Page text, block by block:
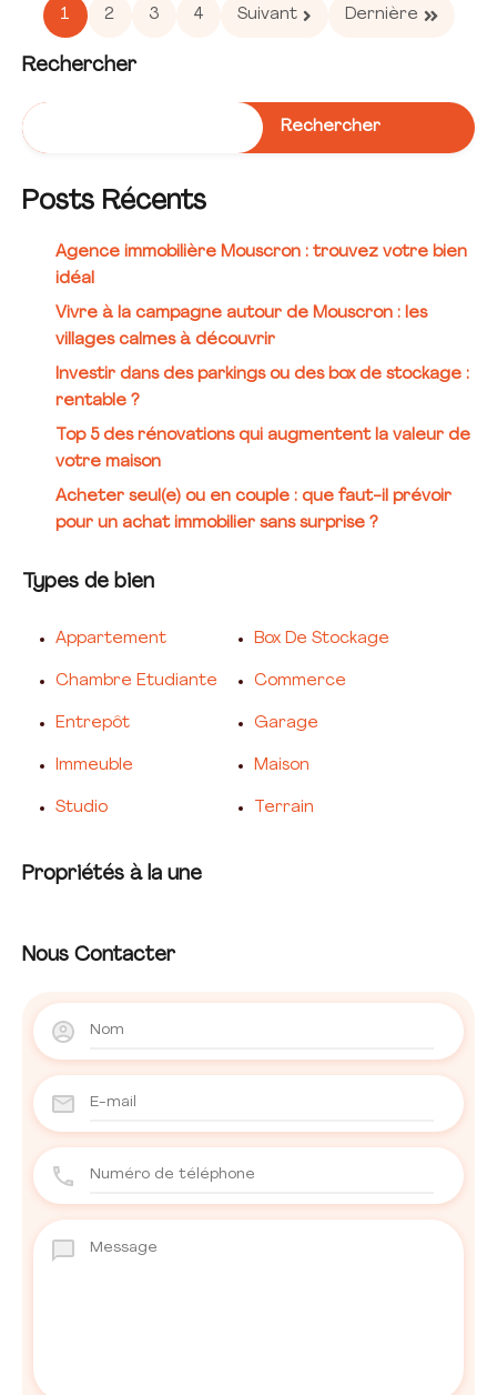
1 2 3 4 Suivant Dernière
Rechercher
Rechercher
Posts Récents
Agence immobilière Mouscron : trouvez votre bien
idéal
Vivre à la campagne autour de Mouscron : les
villages calmes à découvrir
Investir dans des parkings ou des box de stockage :
rentable ?
Top 5 des rénovations qui augmentent la valeur de
votre maison
Acheter seul(e) ou en couple : que faut-il prévoir
pour un achat immobilier sans surprise ?
Types de bien
Appartement Box De Stockage
Chambre Etudiante Commerce
Entrepôt Garage
Immeuble Maison
Studio Terrain
Propriétés à la une
Nous Contacter